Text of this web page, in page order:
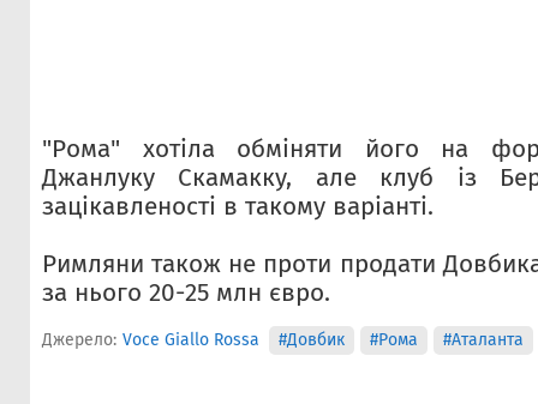
"Рома" хотіла обміняти його на
Джанлуку Скамакку, але клуб із
зацікавленості в такому варіанті.
Римляни також не проти продати
за нього 20-25 млн євро.
Джерело: Voce Giallo Rossa #Довбик #Рома #Аталанта